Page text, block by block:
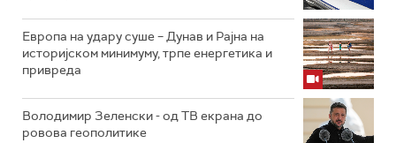
Европа на удару суше – Дунав и Рајна на
историјском минимуму, трпе енергетика и
привреда
Володимир Зеленски - од ТВ екрана до
ровова геополитике